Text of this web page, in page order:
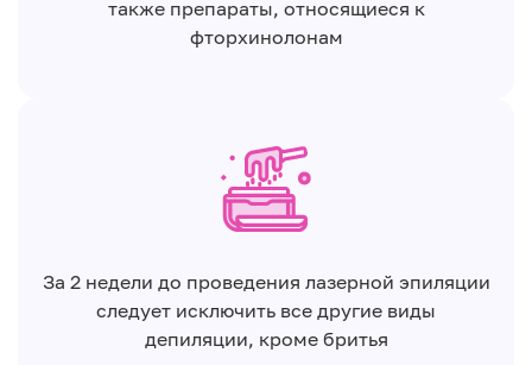
также препараты, относящиеся к
фторхинолонам
За 2 недели до проведения лазерной эпиляции
следует исключить все другие виды
депиляции, кроме бритья